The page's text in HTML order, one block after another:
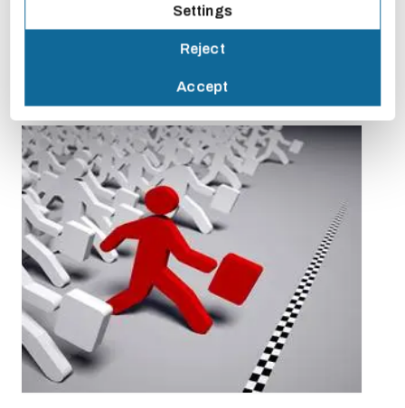
. Si necesitasapoyo profesional para
impulsar tu carrera,no dudes encontactarnoshoy mismo.
orientación laboral
para ayudarte a alcanzar tus objetivos profesionales.
Settings
Reject
Accept